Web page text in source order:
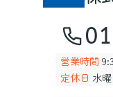
営業時間
定休日 水